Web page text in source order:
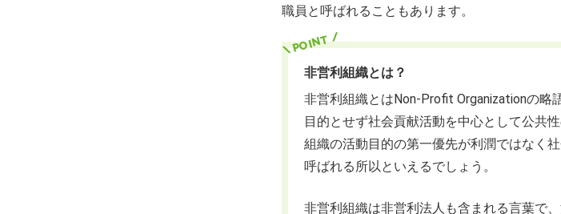
職員と呼ばれることもあります。
非営利組織とは？
非営利組織とはNon-Profit Organizationの略
目的とせず社会貢献活動を中心として公共
組織の活動目的の第一優先が利潤ではなく
呼ばれる所以といえるでしょう。
非営利組織は非営利法人も含まれる言葉で